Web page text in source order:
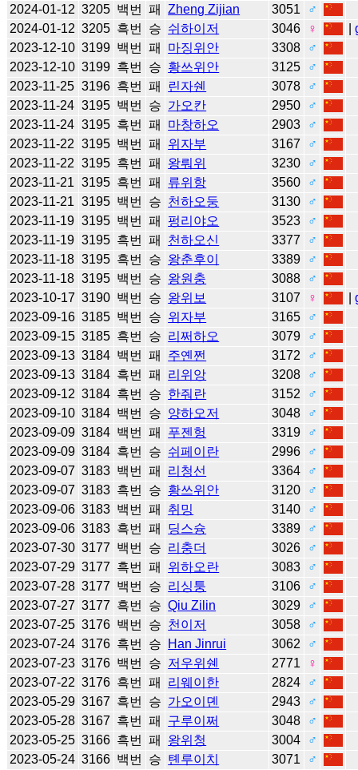
2024-01-12 3205 백번 패 Zheng Zijian 3051
♂
2024-01-12 3205 흑번 승 쉬하이저 3046 ♀ |
2023-12-10 3199 백번 패 마징위안 3308
♂
2023-12-10 3199 흑번 승 황쓰위안 3125
♂
2023-11-25 3196 흑번 패 린자쉔 3078
♂
2023-11-24 3195 백번 승 가오칸 2950
♂
2023-11-24 3195 흑번 패 마창하오 2903
♂
2023-11-22 3195 백번 패 위자부 3167
♂
2023-11-22 3195 흑번 패 왕뤄위 3230
♂
2023-11-21 3195 흑번 패 류위항 3560
♂
2023-11-21 3195 백번 승 천하오둥 3130
♂
2023-11-19 3195 백번 패 펑리야오 3523
♂
2023-11-19 3195 흑번 패 천하오신 3377
♂
2023-11-18 3195 흑번 승 왕춘후이 3389
♂
2023-11-18 3195 백번 승 왕원충 3088
♂
2023-10-17 3190 백번 승 왕위보 3107 ♀ |
2023-09-16 3185 백번 승 위자부 3165
♂
2023-09-15 3185 흑번 승 리쩌하오 3079
♂
2023-09-13 3184 백번 패 주옌쩐 3172
♂
2023-09-13 3184 흑번 패 리위앙 3208
♂
2023-09-12 3184 흑번 승 한줘란 3152
♂
2023-09-10 3184 백번 승 양하오저 3048
♂
2023-09-09 3184 백번 패 푸젠헝 3319
♂
2023-09-09 3184 흑번 승 쉬페이란 2996
♂
2023-09-07 3183 백번 패 리청선 3364
♂
2023-09-07 3183 흑번 승 황쓰위안 3120
♂
2023-09-06 3183 백번 패 취밍 3140
♂
2023-09-06 3183 흑번 패 딩스슝 3389
♂
2023-07-30 3177 백번 승 리충더 3026
♂
2023-07-29 3177 흑번 패 위하오란 3083
♂
2023-07-28 3177 백번 승 리싱퉁 3106
♂
2023-07-27 3177 흑번 승 Qiu Zilin 3029
♂
2023-07-25 3176 백번 승 천이저 3058
♂
2023-07-24 3176 흑번 승 Han Jinrui 3062
♂
2023-07-23 3176 백번 승 저우위쉔 2771
♀
2023-07-22 3176 흑번 패 리웨이한 2824
♂
2023-05-29 3167 흑번 승 가오이뎬 2943
♂
2023-05-28 3167 흑번 패 구루이쩌 3048
♂
2023-05-25 3166 흑번 패 왕위청 3004
♂
2023-05-24 3166 백번 승 톈루이치 3071
♂